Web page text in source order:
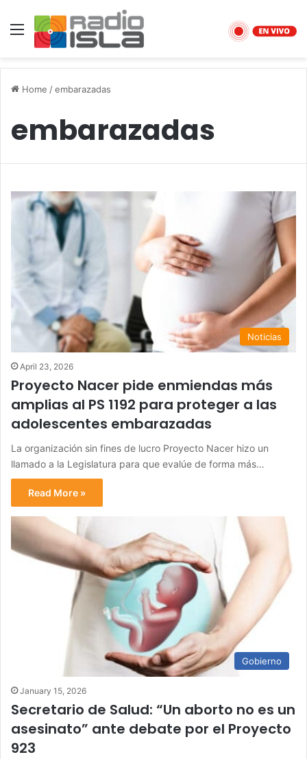
Menu
Home /embarazadas
embarazadas
Noticias
April 23, 2026
Proyecto Nacer pide enmiendas más
amplias al PS 1192 para proteger a las
adolescentes embarazadas
La organización sin fines de lucro Proyecto Nacer hizo un
llamado a la Legislatura para que evalúe de forma más…
Read More »
Gobierno
January 15, 2026
Secretario de Salud: “Un aborto no es un
asesinato” ante debate por el Proyecto
923